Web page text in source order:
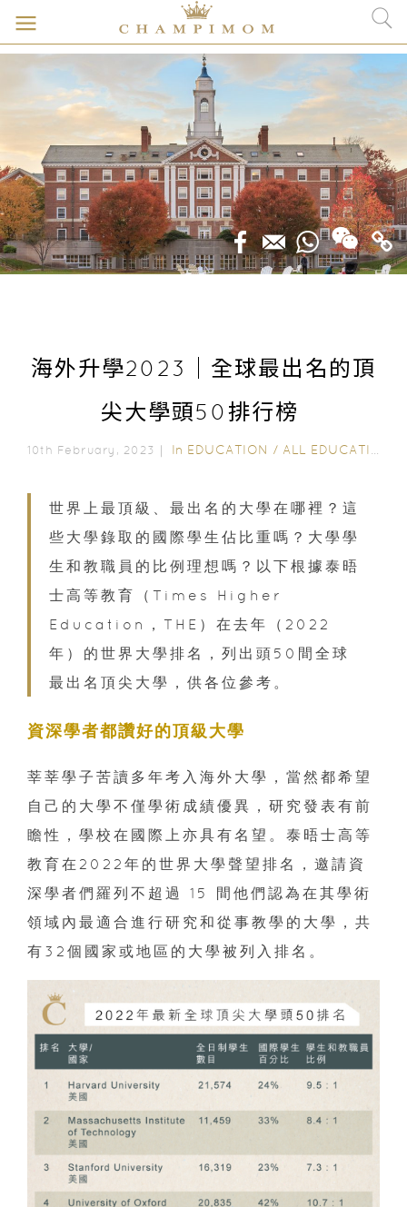
海外升學2023｜全球最出名的頂
尖大學頭50排行榜
10th February, 2023｜ In EDUCATION / ALL EDUCATION
世界上最頂級、最出名的大學在哪裡？這
些大學錄取的國際學生佔比重嗎？大學學
生和教職員的比例理想嗎？以下根據泰晤
士高等教育（Times Higher
Education，THE）在去年（2022
年）的世界大學排名，列出頭50間全球
最出名頂尖大學，供各位參考。
資深學者都讚好的頂級大學
莘莘學子苦讀多年考入海外大學，當然都希望
自己的大學不僅學術成績優異，研究發表有前
瞻性，學校在國際上亦具有名望。泰晤士高等
教育在2022年的世界大學聲望排名，邀請資
深學者們羅列不超過 15 間他們認為在其學術
領域內最適合進行研究和從事教學的大學，共
有32個國家或地區的大學被列入排名。